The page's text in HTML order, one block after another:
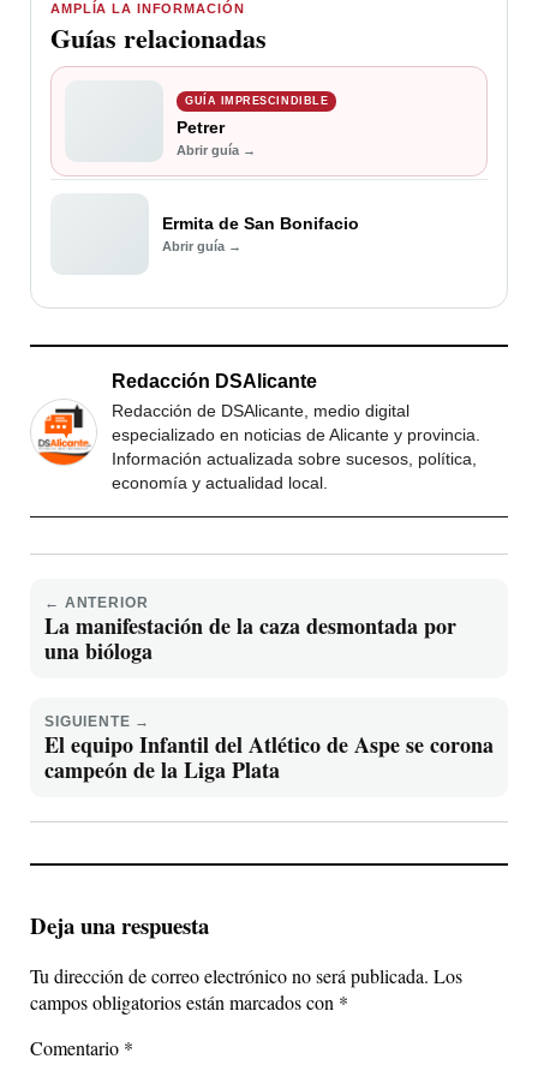
AMPLÍA LA INFORMACIÓN
Guías relacionadas
GUÍA IMPRESCINDIBLE
Petrer
Abrir guía →
Ermita de San Bonifacio
Abrir guía →
Redacción DSAlicante
Redacción de DSAlicante, medio digital
especializado en noticias de Alicante y provincia.
Información actualizada sobre sucesos, política,
economía y actualidad local.
← ANTERIOR
La manifestación de la caza desmontada por
una bióloga
SIGUIENTE →
El equipo Infantil del Atlético de Aspe se corona
campeón de la Liga Plata
Deja una respuesta
Tu dirección de correo electrónico no será publicada. Los
campos obligatorios están marcados con *
Comentario *